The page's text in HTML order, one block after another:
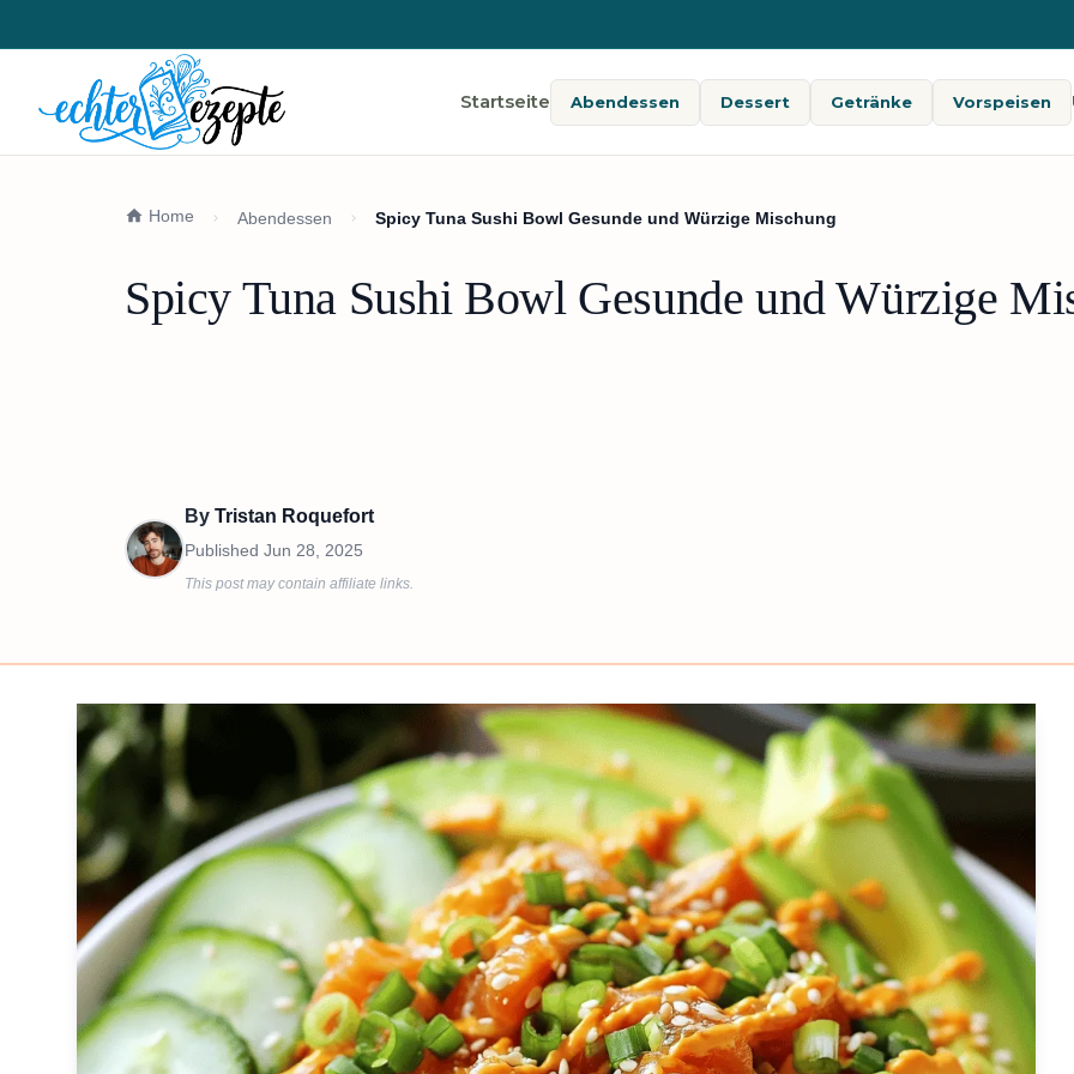
Startseite Abendessen Dessert Getränke Vorspeisen
Home Abendessen Spicy Tuna Sushi Bowl Gesunde und Würzige Mischung
Spicy Tuna Sushi Bowl Gesunde und Würzige
By Tristan Roquefort
Published Jun 28, 2025
This post may contain affiliate links.